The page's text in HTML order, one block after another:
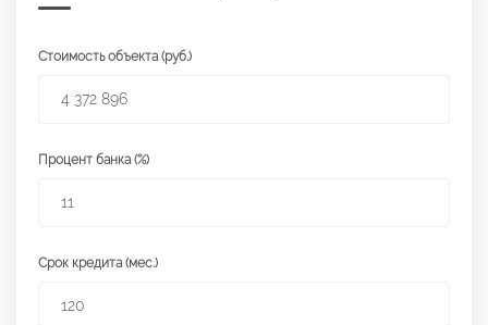
Стоимость объекта (руб.)
Процент банка (%)
Срок кредита (мес.)